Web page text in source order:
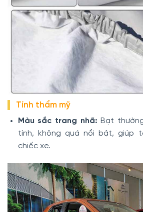
Tính thẩm mỹ
Màu sắc trang nhã: Bạt
tính, không quá nổi bật, giúp
chiếc xe.